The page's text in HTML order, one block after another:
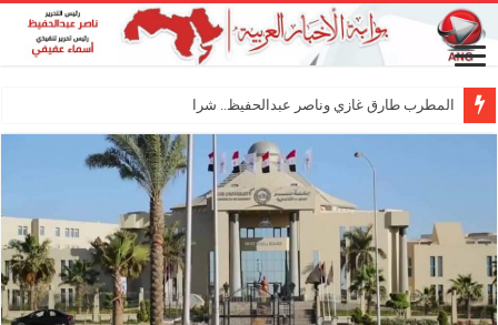
المطرب طارق غازي وناصر عبدالحفيظ.. شراكة فنية ترس